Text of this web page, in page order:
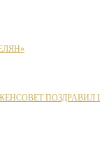
ПОЗДРАВИЛ